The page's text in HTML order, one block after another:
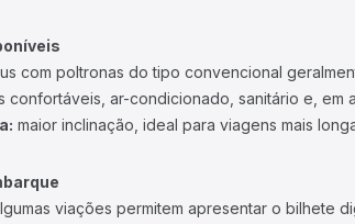
com poltronas do tipo convencional
confortáveis, ar-condicionado, sanitário e, em
maior inclinação, ideal para viagens mais
viações permitem apresentar o bilhete